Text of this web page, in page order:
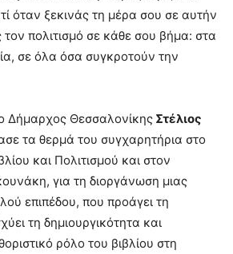
όταν ξεκινάς τη μέρα σου σε αυτήν
πολιτισμό σε κάθε σου βήμα: στα
σε όλα όσα συγκροτούν την
Δήμαρχος Θεσσαλονίκης Στέλιος
τα θερμά του συγχαρητήρια στο
και Πολιτισμού και στον
για τη διοργάνωση μιας
επιπέδου, που προάγει τη
τη δημιουργικότητα και
ρόλο του βιβλίου στη